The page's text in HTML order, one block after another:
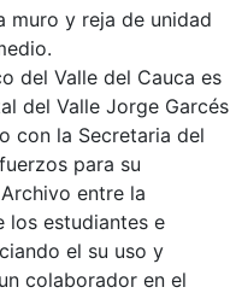
muro y reja de unidad
del Valle del Cauca es
del Valle Jorge Garcés
con la Secretaria del
para su
entre la
los estudiantes e
el su uso y
colaborador en el